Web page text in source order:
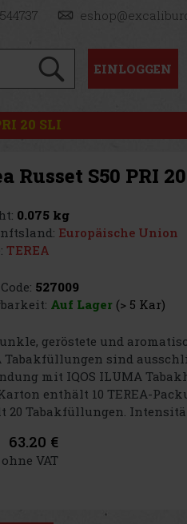
EINLOGGEN
20 SLI
Russet S50 PRI
0.075 kg
Europäische Union
TEREA
527009
Auf Lager(> 5 Kar)
geröstete und
Tabakfüllungen sind
mit IQOS ILUMA
enthält 10 TEREA-
20 Tabakfüllungen. Intensität:
63.20 €
ohne VAT